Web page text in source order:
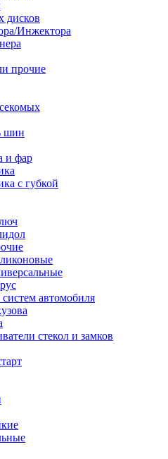
дисков
Инжектора
прочие
шин
и фар
с губкой
автомобиля
стекол и замков